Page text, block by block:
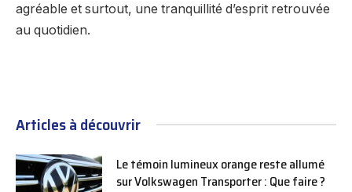
agréable et surtout, une tranquillité d’esprit retrouvée
au quotidien.
Articles à découvrir
Le témoin lumineux orange reste allumé
sur Volkswagen Transporter : Que faire ?